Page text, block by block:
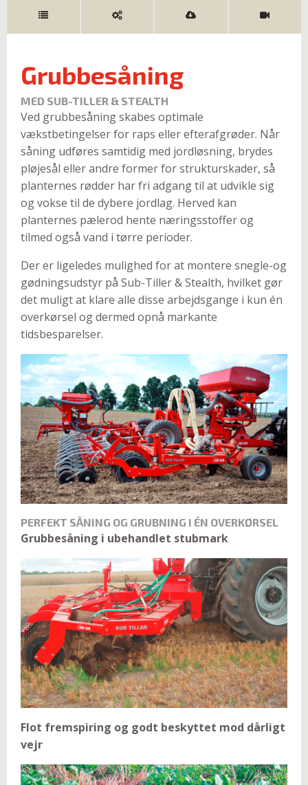
Grubbesåning
MED SUB-TILLER & STEALTH
Ved grubbesåning skabes optimale
vækstbetingelser for raps eller efterafgrøder. Når
såning udføres samtidig med jordløsning, brydes
pløjesål eller andre former for strukturskader, så
planternes rødder har fri adgang til at udvikle sig
og vokse til de dybere jordlag. Herved kan
planternes pælerod hente næringsstoffer og
tilmed også vand i tørre perioder.
Der er ligeledes mulighed for at montere snegle-og
gødningsudstyr på Sub-Tiller & Stealth, hvilket gør
det muligt at klare alle disse arbejdsgange i kun én
overkørsel og dermed opnå markante
tidsbesparelser.
PERFEKT SÅNING OG GRUBNING I ÉN OVERKØRSEL
Grubbesåning i ubehandlet stubmark
Flot fremspiring og godt beskyttet mod dårligt
vejr